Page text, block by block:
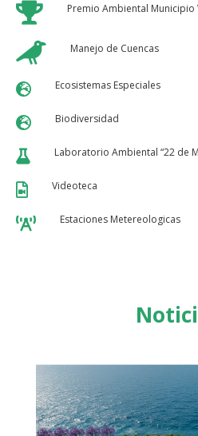
 Premio Ambiental Municipio
 Manejo de Cuencas
 Ecosistemas Especiales
 Biodiversidad
 Laboratorio Ambiental “22 de
 Videoteca
 Estaciones Metereologicas